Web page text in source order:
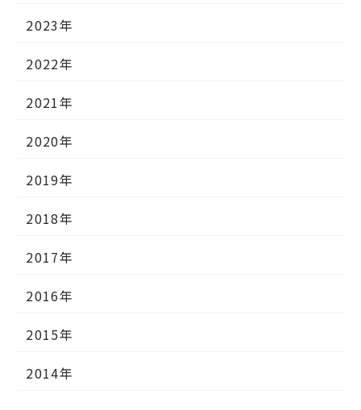
2023年
2022年
2021年
2020年
2019年
2018年
2017年
2016年
2015年
2014年